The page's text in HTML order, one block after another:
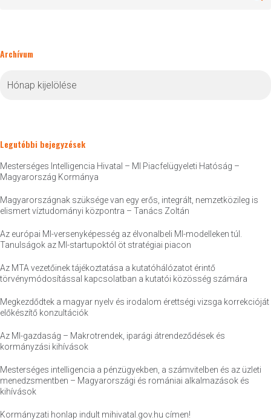
Archívum
Legutóbbi bejegyzések
Mesterséges Intelligencia Hivatal – MI Piacfelügyeleti Hatóság –
Magyarország Kormánya
Magyarországnak szüksége van egy erős, integrált, nemzetközileg is
elismert víztudományi központra – Tanács Zoltán
Az európai MI-versenyképesség az élvonalbeli MI-modelleken túl.
Tanulságok az MI-startupoktól öt stratégiai piacon
Az MTA vezetőinek tájékoztatása a kutatóhálózatot érintő
törvénymódosítással kapcsolatban a kutatói közösség számára
Megkezdődtek a magyar nyelv és irodalom érettségi vizsga korrekcióját
előkészítő konzultációk
Az MI-gazdaság – Makrotrendek, iparági átrendeződések és
kormányzási kihívások
Mesterséges intelligencia a pénzügyekben, a számvitelben és az üzleti
menedzsmentben – Magyarországi és romániai alkalmazások és
kihívások
Kormányzati honlap indult mihivatal.gov.hu címen!